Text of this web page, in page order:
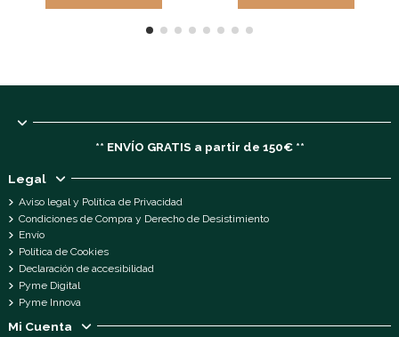
** ENVÍO GRATIS a partir de 150€ **
Legal
Aviso legal y Política de Privacidad
Condiciones de Compra y Derecho de Desistimiento
Envío
Política de Cookies
Declaración de accesibilidad
Pyme Digital
Pyme Innova
Mi Cuenta